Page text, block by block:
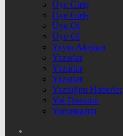
Üye Giriş
Üye Giriş
Üye Ol
Üye Ol
Yayın Akışları
Yazarlar
Yazarlar
Yazarlar
Yazdığım Haberler
Yol Durumu
Yorumlarım